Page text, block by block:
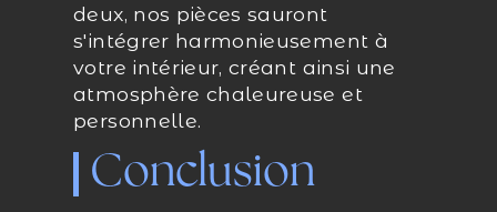
deux, nos pièces sauront
s'intégrer harmonieusement à
votre intérieur, créant ainsi une
atmosphère chaleureuse et
personnelle.
Conclusion